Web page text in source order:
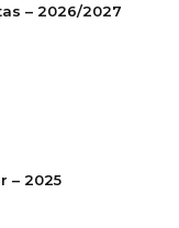
– 2026/2027
– 2025